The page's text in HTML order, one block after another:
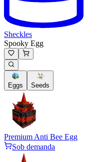
Sheckles
Spooky Egg
Eggs Seeds
Premium Anti Bee Egg
Sob demanda